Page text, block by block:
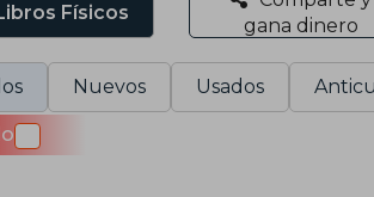
Físicos
gana dinero
Nuevos Usados